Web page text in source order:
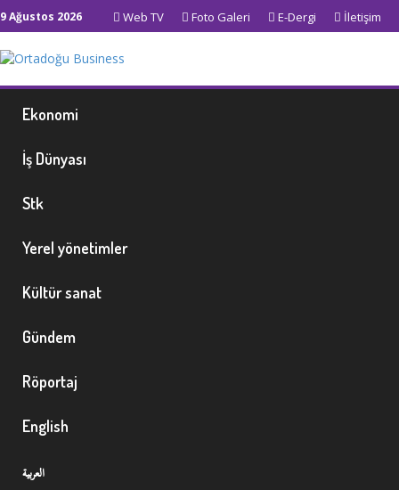
9 Ağustos 2026 Web TV Foto Galeri E-Dergi İletişim
Ekonomi
İş Dünyası
Stk
Yerel yönetimler
Kültür sanat
Gündem
Röportaj
English
العربية